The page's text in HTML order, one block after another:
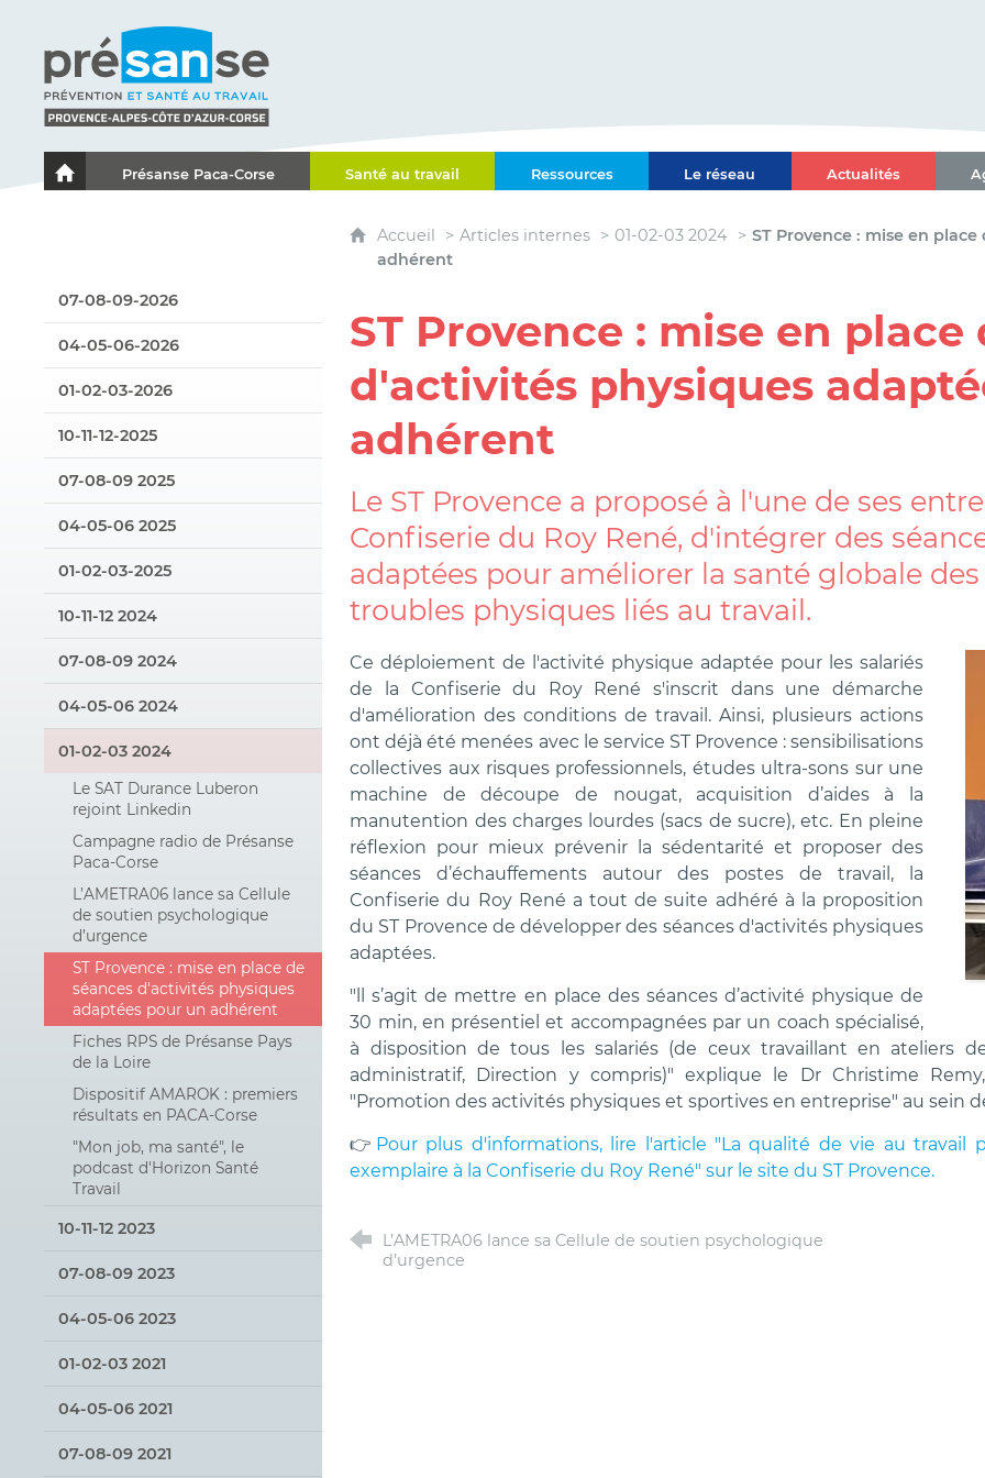
Le portail de l'Association des Services de Santé au Travail Paca-Corse
Présanse Paca-Corse Santé au travail Ressources Le réseau Actualités
07-08-09-2026
04-05-06-2026
01-02-03-2026
10-11-12-2025
07-08-09 2025
04-05-06 2025
01-02-03-2025
10-11-12 2024
07-08-09 2024
04-05-06 2024
01-02-03 2024
Le SAT Durance Luberon
rejoint Linkedin
Campagne radio de Présanse
Paca-Corse
L’AMETRA06 lance sa Cellule
de soutien psychologique
d’urgence
ST Provence : mise en place de
séances d'activités physiques
adaptées pour un adhérent
Fiches RPS de Présanse Pays
de la Loire
Dispositif AMAROK : premiers
résultats en PACA-Corse
"Mon job, ma santé", le
podcast d'Horizon Santé
Travail
10-11-12 2023
07-08-09 2023
04-05-06 2023
01-02-03 2021
04-05-06 2021
07-08-09 2021
Accueil Articles internes 01-02-03 2024
ST Provence : mise en
adhérent
ST Provence : mise en place
d'activités physiques
adhérent
Le ST Provence a proposé à l'une de ses
Confiserie du Roy René, d'intégrer des
adaptées pour améliorer la santé globale
troubles physiques liés au travail.
Ce déploiement de l'activité physique adaptée pour les salariés
de la Confiserie du Roy René s'inscrit dans une démarche
d'amélioration des conditions de travail. Ainsi, plusieurs actions
ont déjà été menées avec le service ST Provence : sensibilisations
collectives aux risques professionnels, études ultra-sons sur une
machine de découpe de nougat, acquisition d’aides à la
manutention des charges lourdes (sacs de sucre), etc. En pleine
réflexion pour mieux prévenir la sédentarité et proposer des
séances d’échauffements autour des postes de travail, la
Confiserie du Roy René a tout de suite adhéré à la proposition
du ST Provence de développer des séances d'activités physiques
adaptées.
"ll s’agit de mettre en place des séances d’activité physique de
30 min, en présentiel et accompagnées par un coach spécialisé,
à disposition de tous les salariés (de ceux travaillant en ateliers
administratif, Direction y compris)" explique le Dr Christime
"Promotion des activités physiques et sportives en entreprise" au sein
👉 Pour plus d'informations, lire l'article "La qualité de vie au travail
exemplaire à la Confiserie du Roy René" sur le site du ST Provence.
L’AMETRA06 lance sa Cellule de soutien psychologique
d’urgence